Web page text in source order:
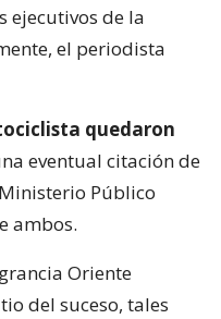
ejecutivos de la
el periodista
quedaron
eventual citación de
Público
ambos.
Oriente
del suceso, tales